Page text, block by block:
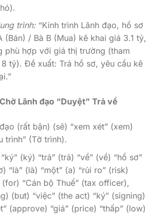
trình:“Kính trình Lãnh đạo, hồ sơ
(Bán) / Bà B (Mua) kê khai giá 3.1 tỷ,
phù hợp với giá thị trường (tham
8 tỷ). Đề xuất: Trả hồ sơ, yêu cầu kê
Lãnh đạo “Duyệt” Trả về
(rất bận) (sẽ) “xem xét” (xem)
trình” (Tờ trình).
(ký) “trả” (trả) “về” (về) “hồ sơ”
“là” (là) “một” (a) “rủi ro” (risk)
(for) “Cán bộ Thuế” (tax officer),
(but) “việc” (the act) “ký” (signing)
(approve) “giá” (price) “thấp” (low)